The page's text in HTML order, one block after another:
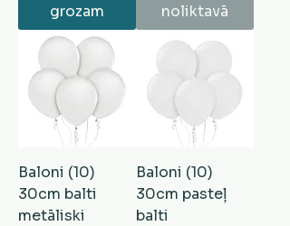
grozam
noliktavā
Baloni (10)
30cm balti
metāliski
Baloni (10)
30cm pasteļ
balti